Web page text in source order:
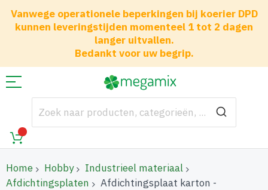
Vanwege operationele beperkingen bij koerier DPD
kunnen leveringstijden momenteel 1 tot 2 dagen
langer uitvallen.
Bedankt voor uw begrip.
Home Hobby
Industrieel materiaal
Afdichtingsplaten
Afdichtingsplaat karton -